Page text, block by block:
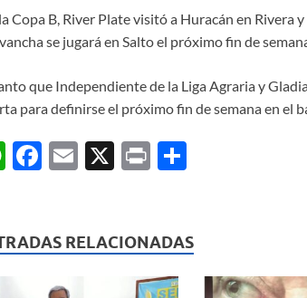
Copa B, River Plate visitó a Huracán en Rivera
se jugará en Salto el próximo fin de
que Independiente de la Liga Agraria y
para definirse el próximo fin de semana en el
W
s
A
F
b
E X P C
p
ar
RELACIONADAS